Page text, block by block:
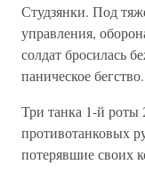
Студзянки. Под
управления,
солдат бросилась
паническое бегство.
Три танка 1-й роты
противотанковых
потерявшие своих